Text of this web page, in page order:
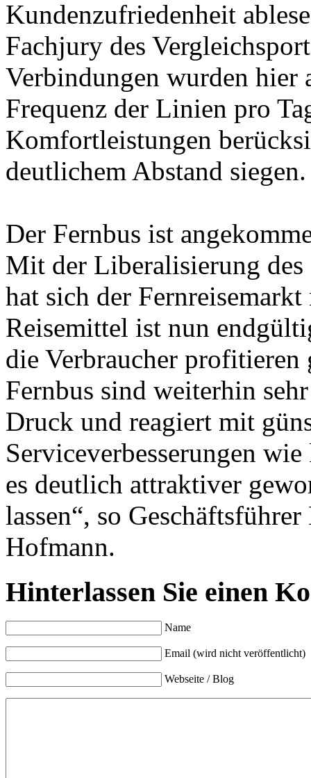
Kundenzufriedenheit
Fachjury des
Verbindungen wurden hier
Frequenz der Linien pro
Komfortleistungen
deutlichem Abstand siegen.
Der Fernbus ist
Mit der Liberalisierung
hat sich der
Reisemittel ist nun
die Verbraucher
Fernbus sind weiterhin
Druck und reagiert mit
Serviceverbesserungen
es deutlich attraktiver
lassen“, so
Hofmann.
Hinterlassen Sie einen
Name
Email (wird nicht veröffentlicht)
Webseite / Blog